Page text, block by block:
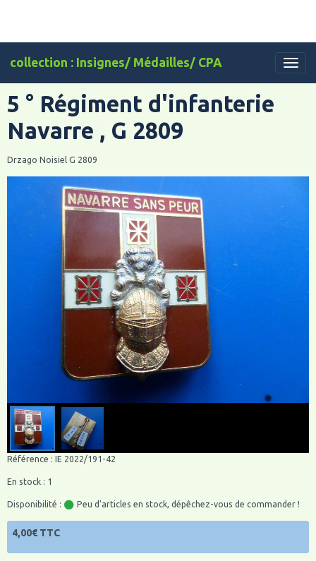
collection : Insignes/ Médailles/ CPA
5 ° Régiment d'infanterie
Navarre , G 2809
Drzago Noisiel G 2809
Référence : IE 2022/191-42
En stock : 1
Disponibilité : Peu d'articles en stock, dépêchez-vous de commander !
4,00€ TTC